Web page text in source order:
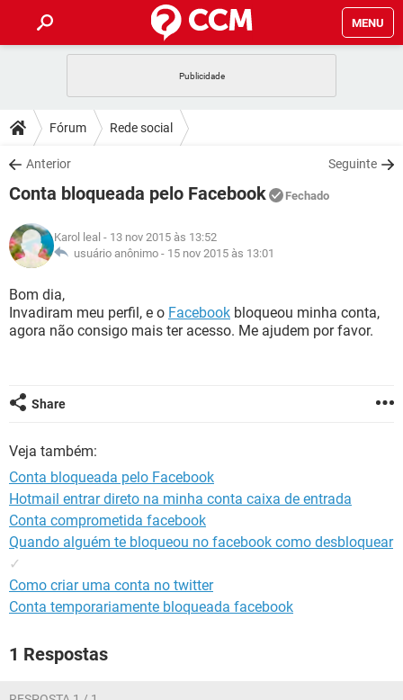
MENU
CELULAR
OUTLOOK
INSTAGRAM GMAIL
GUIA DE COMPRAS
DICAS
JOGOS
INSTAGRAM GMAIL
GUIA DE COMPRAS
DOWNLOADS
JOGOS WHATSAPP
CELULAR
OUTLOOK EXCEL
INSTAGRAM
GUIA DE COMPRAS
JOGOS WHATSAPP
CELULAR
OUTLOOK
INSTAGRAM GMAIL
GLOSSÁRIO
JOGOS
CELULAR FACEBOOK
GUIA DE COMPRAS
Fórum Rede social
Anterior Seguinte
Conta bloqueada pelo Facebook Fechado
Karol leal - 13 nov 2015 às 13:52
usuário anônimo - 15 nov 2015 às 13:01
Bom dia,
Invadiram meu perfil, e o Facebook bloqueou minha conta,
agora não consigo mais ter acesso. Me ajudem por favor.
Share
Veja também:
Conta bloqueada pelo Facebook
Hotmail entrar direto na minha conta caixa de entrada
Conta comprometida facebook
Quando alguém te bloqueou no facebook como desbloquear
✓
Como criar uma conta no twitter
Conta temporariamente bloqueada facebook
1 Respostas